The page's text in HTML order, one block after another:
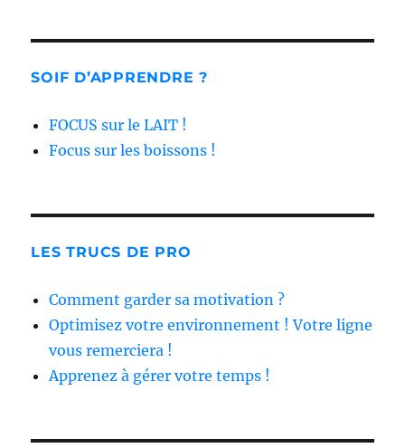
SOIF D’APPRENDRE ?
FOCUS sur le LAIT !
Focus sur les boissons !
LES TRUCS DE PRO
Comment garder sa motivation ?
Optimisez votre environnement ! Votre ligne
vous remerciera !
Apprenez à gérer votre temps !